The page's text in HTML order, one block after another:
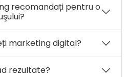
recomandați pentru o
marketing digital?
rezultate?